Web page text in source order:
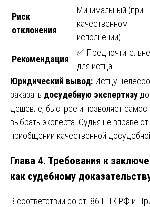
Риск
отклонения
Минимальный (при
качественном
исполнении)
Рекомендация
✅
для истца
Юридический вывод: Истцу
заказать досудебную экспертизу
дешевле, быстрее и позволяет
выбрать эксперта. Судья не вправе
приобщении качественной
Глава 4. Требования к
как судебному
В соответствии со ст. 86 ГПК РФ и